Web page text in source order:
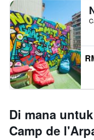
Di mana
Camp de